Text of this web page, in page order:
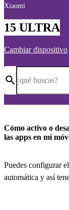
Xiaomi
15 ULTRA
Cambiar dispositivo
¿qué buscas?
Cómo activo o
las apps en mi
Puedes configurar
automática y así